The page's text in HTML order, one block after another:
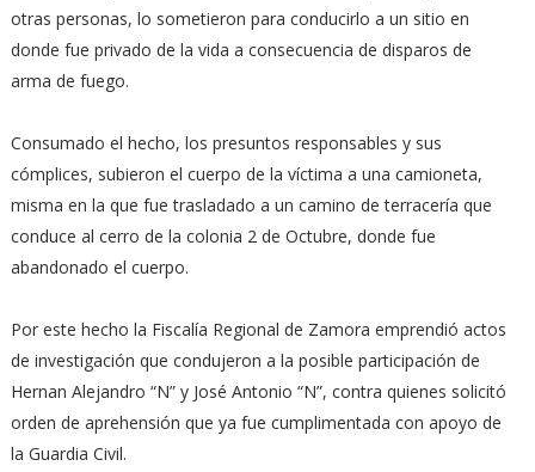
otras personas, lo sometieron para conducirlo a un sitio en
donde fue privado de la vida a consecuencia de disparos de
arma de fuego.
Consumado el hecho, los presuntos responsables y sus
cómplices, subieron el cuerpo de la víctima a una camioneta,
misma en la que fue trasladado a un camino de terracería que
conduce al cerro de la colonia 2 de Octubre, donde fue
abandonado el cuerpo.
Por este hecho la Fiscalía Regional de Zamora emprendió actos
de investigación que condujeron a la posible participación de
Hernan Alejandro “N” y José Antonio “N”, contra quienes solicitó
orden de aprehensión que ya fue cumplimentada con apoyo de
la Guardia Civil.